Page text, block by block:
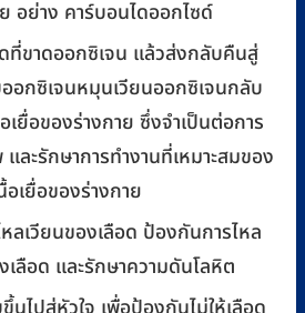
อย่าง คาร์บอนไดออกไซด์
ที่ขาดออกซิเจน แล้วส่งกลับคืนสู่
ออกซิเจนหมุนเวียนออกซิเจนกลับ
เยื่อของร่างกาย ซึ่งจำเป็นต่อการ
ละรักษาการทำงานที่เหมาะสมของ
อเยื่อของร่างกาย
ลเวียนของเลือด ป้องกันการไหล
ลือด และรักษาความดันโลหิต
นไปสู่หัวใจ เพื่อป้องกันไม่ให้เลือด